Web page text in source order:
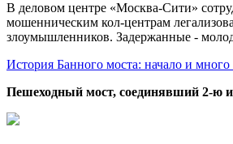
В деловом центре «Москва-Сити»
мошенническим кол-центрам
злоумышленников. Задержанные -
История Банного моста: начало и
Пешеходный мост, соединявший 2-ю